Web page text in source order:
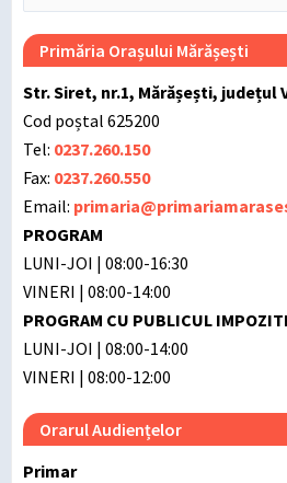
for:
Primăria Orașului Mărășești
Str. Siret, nr.1, Mărășești, județul
Cod poștal 625200
Tel: 0237.260.150
Fax: 0237.260.550
Email:
PROGRAM
LUNI-JOI | 08:00-16:30
VINERI | 08:00-14:00
PROGRAM CU PUBLICUL
LUNI-JOI | 08:00-14:00
VINERI | 08:00-12:00
Orarul Audiențelor
Primar